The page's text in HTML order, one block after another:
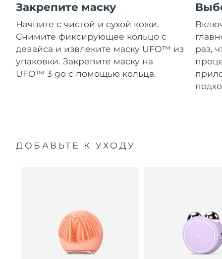
Закрепите маску
Начните с чистой и сухой кожи.
Снимите фиксирующее кольцо с
девайса и извлеките маску UFO™ из
упаковки. Закрепите маску на
UFO™ 3 go с помощью кольца.
раз,
ДОБАВЬТЕ К УХОДУ